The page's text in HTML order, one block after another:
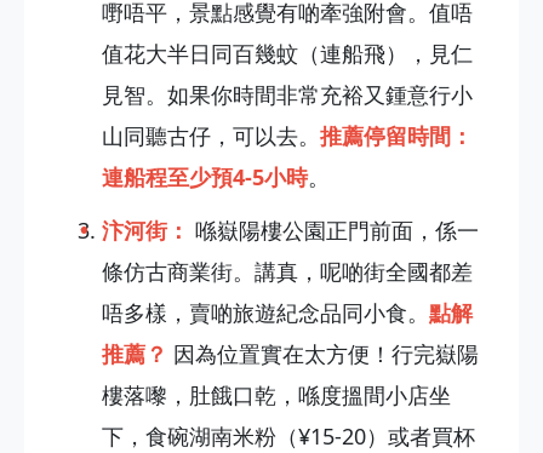
嘢唔平，景點感覺有啲牽強附會。值唔
值花大半日同百幾蚊（連船飛），見仁
見智。如果你時間非常充裕又鍾意行小
山同聽古仔，可以去。 推薦停留時間：
連船程至少預4-5小時。
汴河街： 喺嶽陽樓公園正門前面，係一
條仿古商業街。講真，呢啲街全國都差
唔多樣，賣啲旅遊紀念品同小食。 點解
推薦？ 因為位置實在太方便！行完嶽陽
樓落嚟，肚餓口乾，喺度搵間小店坐
下，食碗湖南米粉（¥15-20）或者買杯